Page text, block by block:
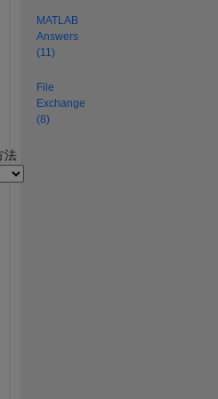
MATLAB
Answers
(11)
File
Exchange
(8)
法